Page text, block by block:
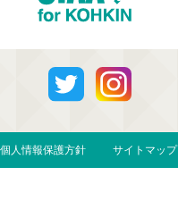
個人情報保護方針 サイトマップ